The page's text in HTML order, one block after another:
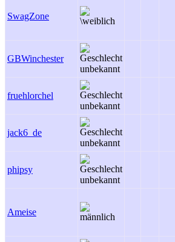
SwagZone
GBWinchester
fruehlorchel
jack6_de
phipsy
Ameise